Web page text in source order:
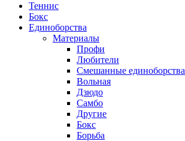
Теннис
Бокс
Единоборства
Материалы
Профи
Любители
Смешанные единоборства
Вольная
Дзюдо
Самбо
Другие
Бокс
Борьба